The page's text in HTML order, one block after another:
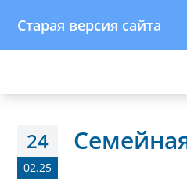
Старая версия сайта
24
02.25